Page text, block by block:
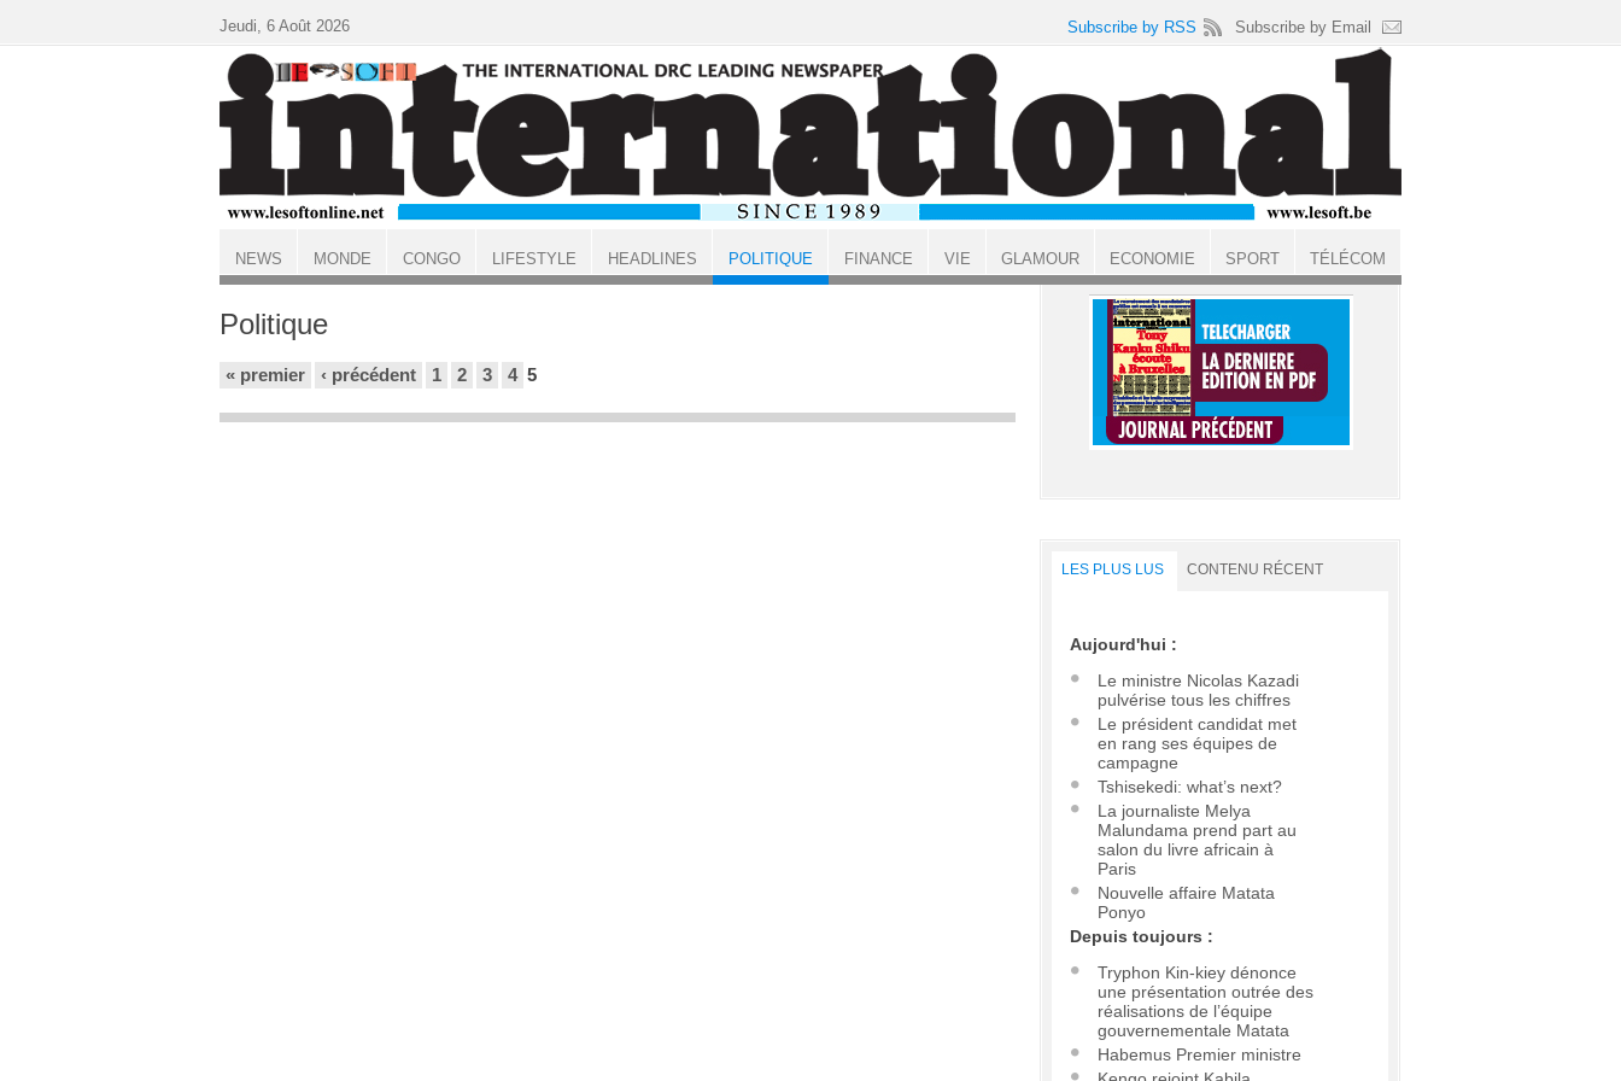
ACCUEIL
Politique
« premier ‹ précédent 1 2 3 4 5
LES PLUS LUS CONTENU RÉCENT
Aujourd'hui :
Le ministre Nicolas Kazadi
pulvérise tous les chiffres
Le président candidat met
en rang ses équipes de
campagne
Tshisekedi: what’s next?
La journaliste Melya
Malundama prend part au
salon du livre africain à
Paris
Nouvelle affaire Matata
Ponyo
Depuis toujours :
Tryphon Kin-kiey dénonce
une présentation outrée des
réalisations de l’équipe
gouvernementale Matata
Habemus Premier ministre
Jeudi, 6 Août 2026 Subscribe by RSS Subscribe by Email
NEWS MONDE CONGO LIFESTYLE HEADLINES POLITIQUE FINANCE VIE GLAMOUR ECONOMIE SPORT TÉLÉCOM